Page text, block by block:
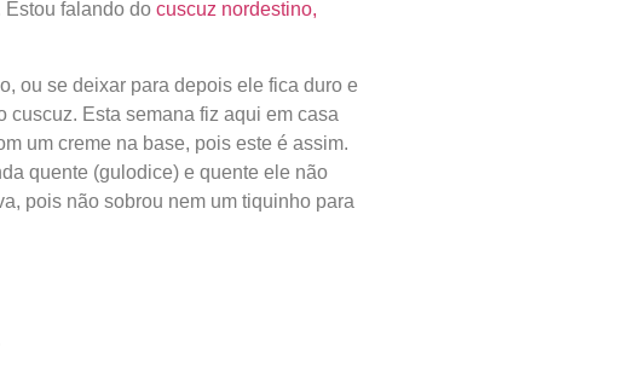
Estou falando do cuscuz nordestino,
ou se deixar para depois ele fica duro e
cuscuz. Esta semana fiz aqui em casa
um creme na base, pois este é assim.
quente (gulodice) e quente ele não
pois não sobrou nem um tiquinho para